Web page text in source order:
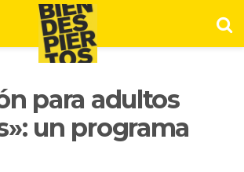
para adultos
un programa